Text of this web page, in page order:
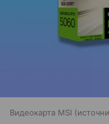
Видеокарта MSI